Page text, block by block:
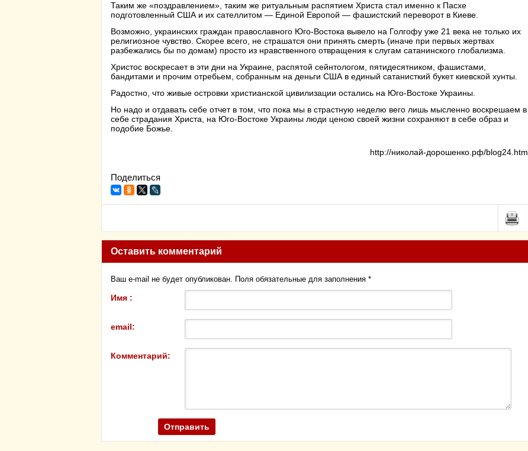
Таким же «поздравлением», таким же ритуальным распятием Христа стал именно к Пасхе
подготовленный США и их сателлитом — Единой Европой — фашистский переворот в Киеве.
Возможно, украинских граждан православного Юго-Востока вывело на Голгофу уже 21 века не только их
религиозное чувство. Скорее всего, не страшатся они принять смерть (иначе при первых жертвах
разбежались бы по домам) просто из нравственного отвращения к слугам сатанинского глобализма.
Христос воскресает в эти дни на Украине, распятой сейнтологом, пятидесятником, фашистами,
бандитами и прочим отребьем, собранным на деньги США в единый сатанисткий букет киевской хунты.
Радостно, что живые островки христианской цивилизации остались на Юго-Востоке Украины.
Но надо и отдавать себе отчет в том, что пока мы в страстную неделю вего лишь мысленно воскрешаем в
себе страдания Христа, на Юго-Востоке Украины люди ценою своей жизни сохраняют в себе образ и
подобие Божье.
http://николай-дорошенко.рф/blog24.htm
Поделиться
Оставить комментарий
Ваш e-mail не будет опубликован. Поля обязательные для заполнения *
Имя :
email:
Комментарий: